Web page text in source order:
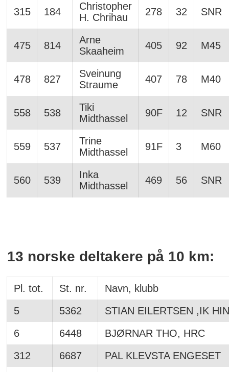
315 184
Christopher
H. Chrihau
278 32 SNR
475 814
Arne
Skaaheim
405 92 M45
478 827
Sveinung
Straume
407 78 M40
558 538
Tiki
Midthassel
90F 12 SNR
559 537
Trine
Midthassel
91F 3 M60
560 539
Inka
Midthassel
469 56 SNR
13 norske deltakere på 10 km:
Pl. tot. St. nr.
Navn, klubb
5
5362
STIAN EILERTSEN ,IK
6
6448
BJØRNAR THO, HRC
312
6687
PAL KLEVSTA ENGESET